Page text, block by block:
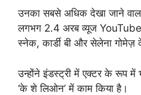
उनका सबसे अधिक देखा जाने वाला
लगभग 2.4 अरब व्यूज
स्नेक, कार्डी बी और सेलेना गोमेज़
उन्होंने इंडस्ट्री में एक्टर के रूप में
‘के शे लिओन’ में काम किया है।